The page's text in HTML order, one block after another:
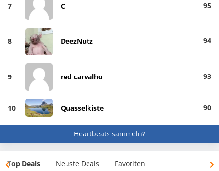
7 C 95
8 DeezNutz 94
9 red carvalho 93
10 Quasselkiste 90
Heartbeats sammeln?
Top Deals Neuste Deals Favoriten